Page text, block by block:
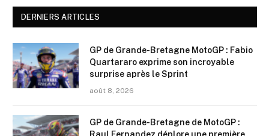
DERNIERS ARTICLES
GP de Grande-Bretagne MotoGP : Fabio
Quartararo exprime son incroyable
surprise après le Sprint
août 8, 2026
GP de Grande-Bretagne de MotoGP :